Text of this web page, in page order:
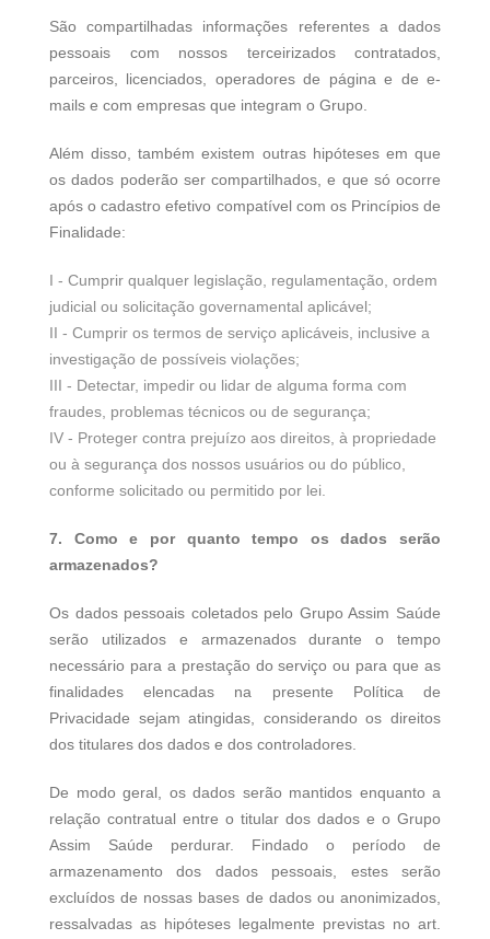
São compartilhadas informações referentes a dados
pessoais com nossos terceirizados contratados,
parceiros, licenciados, operadores de página e de e-
mails e com empresas que integram o Grupo.
Além disso, também existem outras hipóteses em que
os dados poderão ser compartilhados, e que só ocorre
após o cadastro efetivo compatível com os Princípios de
Finalidade:
I - Cumprir qualquer legislação, regulamentação, ordem
judicial ou solicitação governamental aplicável;
II - Cumprir os termos de serviço aplicáveis, inclusive a
investigação de possíveis violações;
III - Detectar, impedir ou lidar de alguma forma com
fraudes, problemas técnicos ou de segurança;
IV - Proteger contra prejuízo aos direitos, à propriedade
ou à segurança dos nossos usuários ou do público,
conforme solicitado ou permitido por lei.
7. Como e por quanto tempo os dados serão
armazenados?
Os dados pessoais coletados pelo Grupo Assim Saúde
serão utilizados e armazenados durante o tempo
necessário para a prestação do serviço ou para que as
finalidades elencadas na presente Política de
Privacidade sejam atingidas, considerando os direitos
dos titulares dos dados e dos controladores.
De modo geral, os dados serão mantidos enquanto a
relação contratual entre o titular dos dados e o Grupo
Assim Saúde perdurar. Findado o período de
armazenamento dos dados pessoais, estes serão
excluídos de nossas bases de dados ou anonimizados,
ressalvadas as hipóteses legalmente previstas no art.